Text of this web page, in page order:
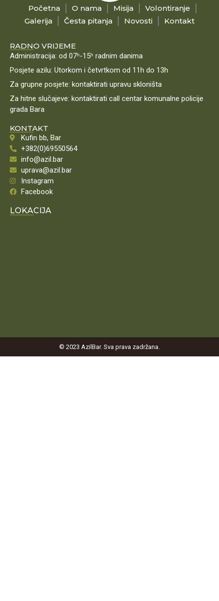
Početna O nama Misija
Volontiranje
Galerija
Česta pitanja Novosti Kontakt
RADNO VRIJEME
Administracija: od 07ʰ-15ʰ radnim danima
Posjete azilu: Utorkom i četvrtkom od 11h do 13h
Za grupne posjete: kontaktirati upravu skloništa
Za hitne slučajeve: kontaktirati call centar komunalne policije
grada Bara
KONTAKT
Kufin bb, Bar
+382(0)69550564
info@azil.bar
uprava@azil.bar
Instagram
Facebook
LOKACIJA
© 2023 AzilBar. Sva prava zadržana.